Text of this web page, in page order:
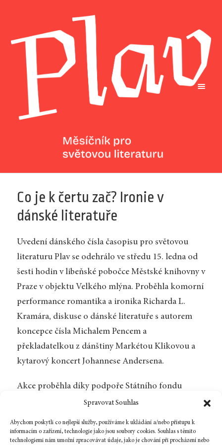
Spravovat Souhlas
Abychom poskytli co nejlepší služby, používáme k ukládání a/nebo přístupu k
informacím o zařízení, technologie jako jsou soubory cookies. Souhlas s těmito
technologiemi nám umožní zpracovávat údaje, jako je chování při procházení nebo
Co je k čertu zač? Ironie v
dánské literatuře
Uvedení dánského čísla časopisu pro světovou
literaturu Plav se odehrálo ve středu 15. ledna od
šesti hodin v libeňské pobočce Městské knihovny v
Praze v objektu Velkého mlýna. Proběhla komorní
performance romantika a ironika Richarda L.
Kramára, diskuse o dánské literatuře s autorem
koncepce čísla Michalem Pencem a
překladatelkou z dánštiny Markétou Klikovou a
kytarový koncert Johannese Andersena.
Akce proběhla díky podpoře Státního fondu
kultury a Ministerstva kultury ČR. Podílí se též:
Městská část Praha 8, Velký mlýn a Dánský